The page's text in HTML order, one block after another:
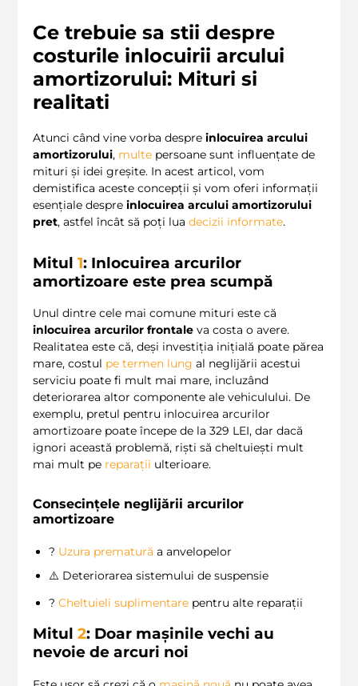
Ce trebuie sa stii despre
costurile inlocuirii arcului
amortizorului: Mituri si
realitati
Atunci când vine vorba despre inlocuirea arcului
amortizorului, multe persoane sunt influențate de
mituri și idei greșite. In acest articol, vom
demistifica aceste concepții și vom oferi informații
esențiale despre inlocuirea arcului amortizorului
pret, astfel încât să poți lua decizii informate.
Mitul 1: Inlocuirea arcurilor
amortizoare este prea scumpă
Unul dintre cele mai comune mituri este că
inlocuirea arcurilor frontale va costa o avere.
Realitatea este că, deși investiția inițială poate părea
mare, costul pe termen lung al neglijării acestui
serviciu poate fi mult mai mare, incluzând
deteriorarea altor componente ale vehiculului. De
exemplu, pretul pentru inlocuirea arcurilor
amortizoare poate începe de la 329 LEI, dar dacă
ignori această problemă, riști să cheltuiești mult
mai mult pe reparații ulterioare.
Consecințele neglijării arcurilor
amortizoare
? Uzura prematură a anvelopelor
⚠️ Deteriorarea sistemului de suspensie
? Cheltuieli suplimentare pentru alte reparații
Mitul 2: Doar mașinile vechi au
nevoie de arcuri noi